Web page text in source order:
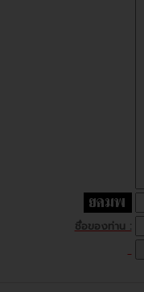
ชื่อของท่าน :